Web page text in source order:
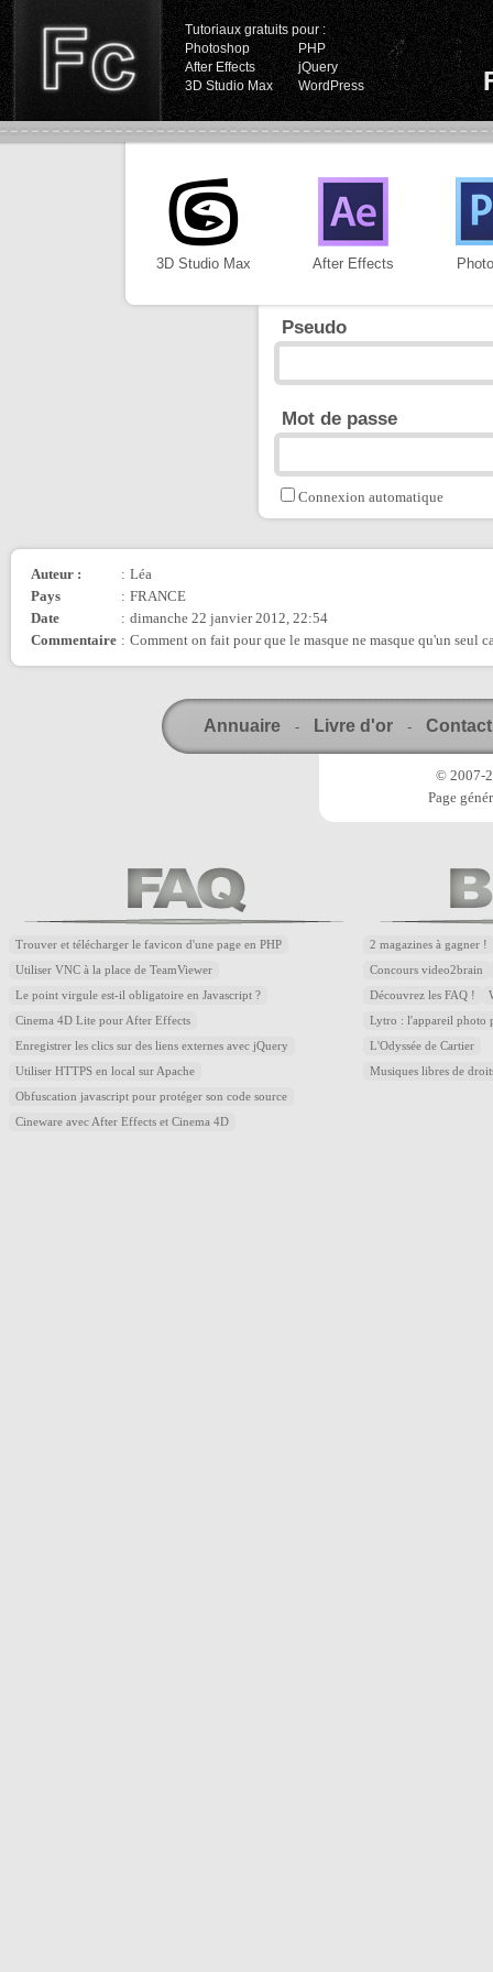
Tutoriaux gratuits pour :
Photoshop
PHP
After Effects
jQuery
3D Studio Max
WordPress
3D Studio Max After Effects
Pseudo
Mot de passe
Connexion automatique
Auteur : : Léa
Pays
: FRANCE
Date
: dimanche 22 janvier 2012, 22:54
Commentaire : Comment on fait pour que le masque ne masque qu'un seul
Annuaire - Livre d'or - Contact
© 2007-
Page
Trouver et télécharger le favicon d'une page en PHP
Utiliser VNC à la place de TeamViewer
Le point virgule est-il obligatoire en Javascript ?
Cinema 4D Lite pour After Effects
Enregistrer les clics sur des liens externes avec jQuery
Utiliser HTTPS en local sur Apache
Obfuscation javascript pour protéger son code source
Cineware avec After Effects et Cinema 4D
2 magazines à gagner !
Concours video2brain
Découvrez les FAQ !
Lytro : l'appareil photo
L'Odyssée de Cartier
Musiques libres de